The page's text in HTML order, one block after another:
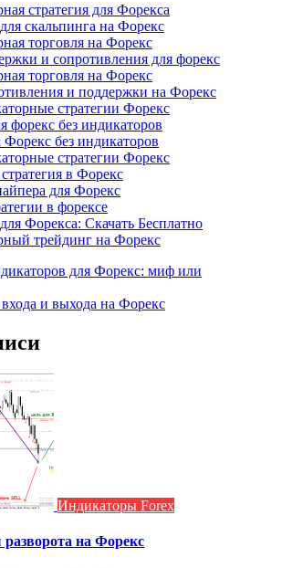
стратегия для Форекса
скальпинга на Форекс
торговля на Форекс
и сопротивления для форекс
торговля на Форекс
и поддержки на Форекс
стратегии Форекс
форекс без индикаторов
Форекс без индикаторов
стратегии Форекс
в Форекс
для Форекс
в форексе
Форекса: Скачать Бесплатно
трейдинг на Форекс
для Форекс: миф или
и выхода на Форекс
Индикаторы Forex
на Форекс